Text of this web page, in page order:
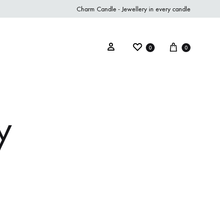
Charm Candle - Jewellery in every candle
0 0